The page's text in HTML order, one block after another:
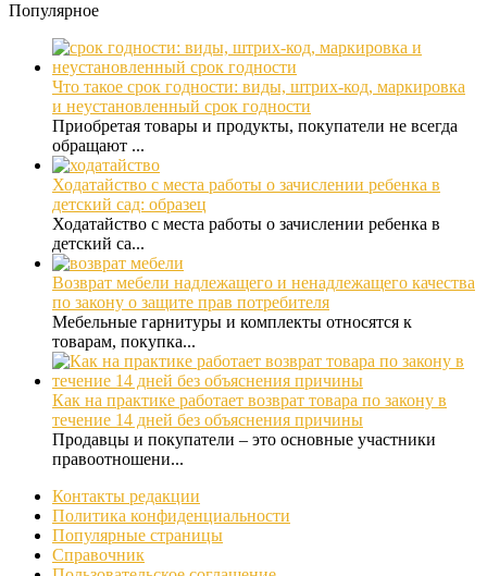
Популярное
Что такое срок годности: виды, штрих-код, маркировка
и неустановленный срок годности
Приобретая товары и продукты, покупатели не всегда
обращают ...
Ходатайство с места работы о зачислении ребенка в
детский сад: образец
Ходатайство с места работы о зачислении ребенка в
детский са...
Возврат мебели надлежащего и ненадлежащего качества
по закону о защите прав потребителя
Мебельные гарнитуры и комплекты относятся к
товарам, покупка...
Как на практике работает возврат товара по закону в
течение 14 дней без объяснения причины
Продавцы и покупатели – это основные участники
правоотношени...
Контакты редакции
Политика конфиденциальности
Популярные страницы
Справочник